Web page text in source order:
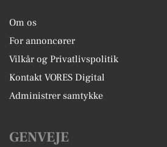
Om os
For annoncører
Vilkår og Privatlivspolitik
Kontakt VORES Digital
Administrer samtykke
GENVEJE